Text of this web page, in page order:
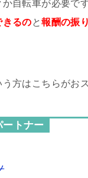
自転車が必要です
きるのと報酬の振
方はこちらがお
ートナー